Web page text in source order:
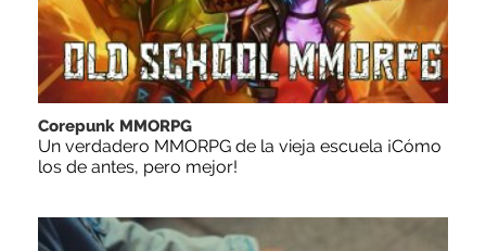
Corepunk MMORPG
Un verdadero MMORPG de la vieja escuela ¡Cómo
los de antes, pero mejor!